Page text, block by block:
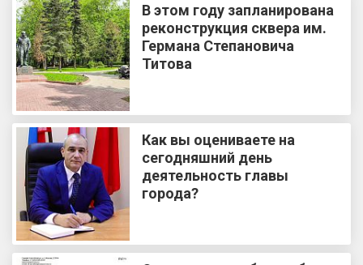
В этом году запланирована
реконструкция сквера им.
Германа Степановича
Титова
Как вы оцениваете на
сегодняшний день
деятельность главы
города?